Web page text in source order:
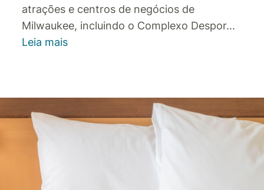
atrações e centros de negócios de
Milwaukee, incluindo o Complexo Despor...
Leia mais